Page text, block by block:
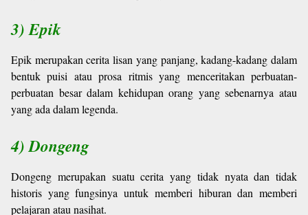
3) Epik
Epik merupakan cerita lisan yang panjang, kadang-kadang dalam
bentuk puisi atau prosa ritmis yang menceritakan perbuatan-
perbuatan besar dalam kehidupan orang yang sebenarnya atau
yang ada dalam legenda.
4) Dongeng
Dongeng merupakan suatu cerita yang tidak nyata dan tidak
historis yang fungsinya untuk memberi hiburan dan memberi
pelajaran atau nasihat.